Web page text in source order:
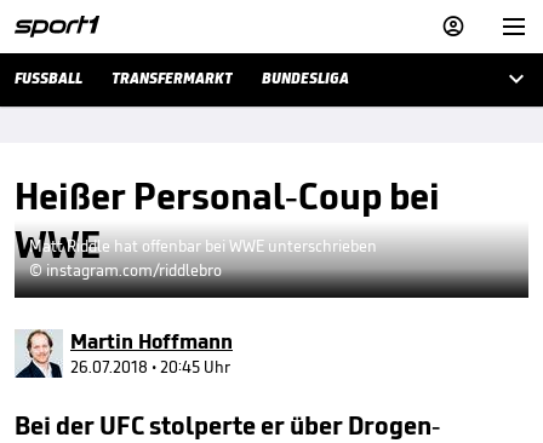


FUSSBALL TRANSFERMARKT BUNDESLIGA 
Heißer Personal-Coup bei
WWE
Matt Riddle hat offenbar bei WWE unterschrieben
© instagram.com/riddlebro
Martin Hoffmann
26.07.2018 • 20:45 Uhr
Bei der UFC stolperte er über Drogen-